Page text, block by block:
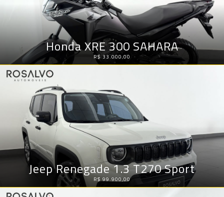
Honda XRE 300 SAHARA
R$ 33.000,00
Jeep Renegade 1.3 T270 Sport
R$ 99.900,00